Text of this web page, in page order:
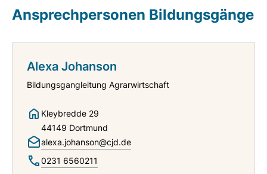
Ansprechpersonen Bildungsgänge
Alexa Johanson
Bildungsgangleitung Agrarwirtschaft
Kleybredde 29
44149 Dortmund
alexa.johanson@cjd.de
0231 6560211